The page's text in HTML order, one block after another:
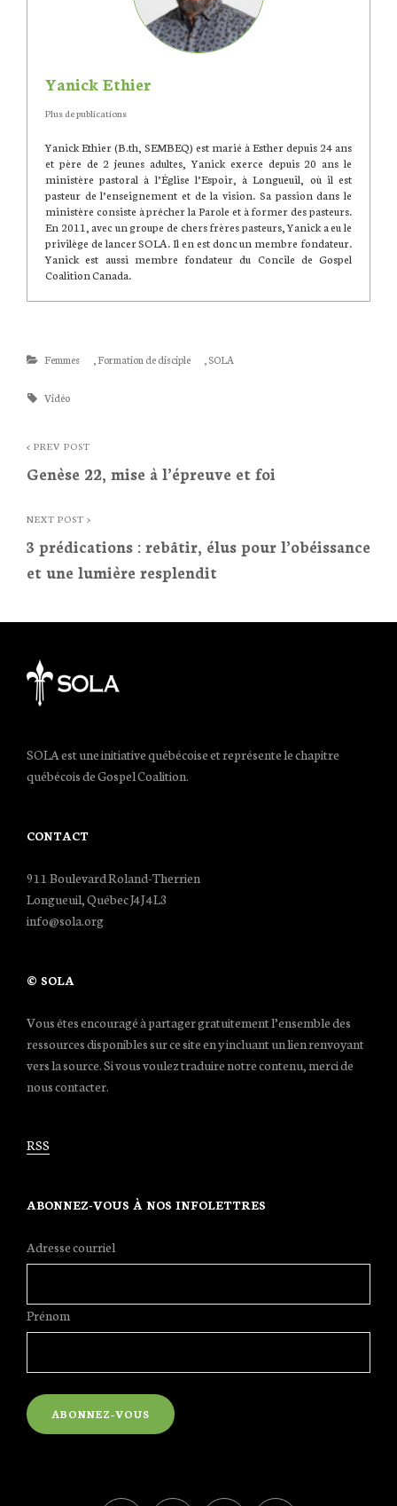
Yanick Ethier
Plus de publications
Yanick Ethier (B.th, SEMBEQ) est marié à Esther depuis 24 ans
et père de 2 jeunes adultes, Yanick exerce depuis 20 ans le
ministère pastoral à l’Église l’Espoir, à Longueuil, où il est
pasteur de l’enseignement et de la vision. Sa passion dans le
ministère consiste à prêcher la Parole et à former des pasteurs.
En 2011, avec un groupe de chers frères pasteurs, Yanick a eu le
privilège de lancer SOLA. Il en est donc un membre fondateur.
Yanick est aussi membre fondateur du Concile de Gospel
Coalition Canada.
Categories
Femmes Formation de disciple SOLA
Tags
Vidéo
Post
navigation
< PREV POST
Genèse 22, mise à l’épreuve et foi
Prev
Post
NEXT POST >
3 prédications : rebâtir, élus pour l’obéissance
et une lumière resplendit
Post
SOLA est une initiative québécoise et représente le chapitre
québécois de Gospel Coalition.
CONTACT
911 Boulevard Roland-Therrien
Longueuil, Québec J4J 4L3
info@sola.org
© SOLA
Vous êtes encouragé à partager gratuitement l’ensemble des
ressources disponibles sur ce site en y incluant un lien renvoyant
vers la source. Si vous voulez traduire notre contenu, merci de
nous contacter.
RSS
ABONNEZ-VOUS À NOS INFOLETTRES
Adresse courriel
Prénom